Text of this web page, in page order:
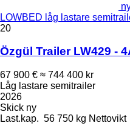
LOWBED låg lastare
20
Özgül Trailer LW429 -
67 900 € ≈ 744 400 kr
Låg lastare semitrailer
2026
Skick ny
Last.kap. 56 750 kg Nettovikt